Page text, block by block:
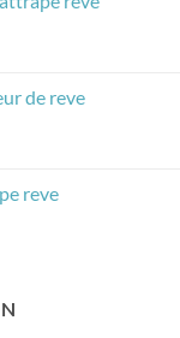
de reve
reve